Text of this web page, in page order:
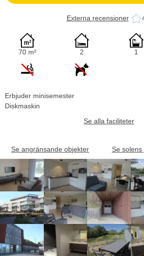
Externa recensioner
70 m² 2 1
Erbjuder minisemester
Diskmaskin
Se alla faciliteter
Se angränsande objekter Se